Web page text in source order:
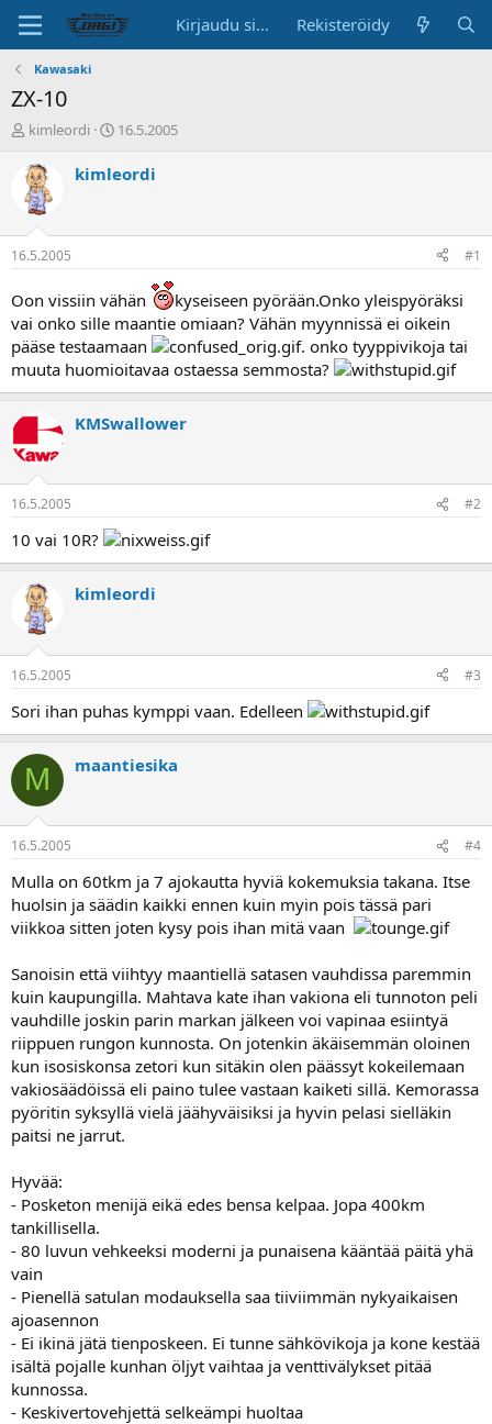
Kirjaudu sisään Rekisteröidy
Kawasaki
ZX-10
K
s
k
u
s
t
e
u
n
a
l
t
a
j
a
kimleordi
A
o
p
i
v
ä
16.5.2005
kimleordi
16.5.2005 #1
Oon vissiin vähän
kyseiseen pyörään.Onko yleispyöräksi
vai onko sille maantie omiaan? Vähän myynnissä ei oikein
pääse testaamaan
. onko tyyppivikoja tai
muuta huomioitavaa ostaessa semmosta?
KMSwallower
16.5.2005 #2
10 vai 10R?
kimleordi
16.5.2005 #3
Sori ihan puhas kymppi vaan. Edelleen
M maantiesika
16.5.2005 #4
Mulla on 60tkm ja 7 ajokautta hyviä kokemuksia takana. Itse
huolsin ja säädin kaikki ennen kuin myin pois tässä pari
viikkoa sitten joten kysy pois ihan mitä vaan
Sanoisin että viihtyy maantiellä satasen vauhdissa paremmin
kuin kaupungilla. Mahtava kate ihan vakiona eli tunnoton peli
vauhdille joskin parin markan jälkeen voi vapinaa esiintyä
riippuen rungon kunnosta. On jotenkin äkäisemmän oloinen
kun isosiskonsa zetori kun sitäkin olen päässyt kokeilemaan
vakiosäädöissä eli paino tulee vastaan kaiketi sillä. Kemorassa
pyöritin syksyllä vielä jäähyväisiksi ja hyvin pelasi sielläkin
paitsi ne jarrut.
Hyvää:
- Posketon menijä eikä edes bensa kelpaa. Jopa 400km
tankillisella.
- 80 luvun vehkeeksi moderni ja punaisena kääntää päitä yhä
vain
- Pienellä satulan modauksella saa tiiviimmän nykyaikaisen
ajoasennon
- Ei ikinä jätä tienposkeen. Ei tunne sähkövikoja ja kone kestää
isältä pojalle kunhan öljyt vaihtaa ja venttivälykset pitää
kunnossa.
- Keskivertovehjettä selkeämpi huoltaa